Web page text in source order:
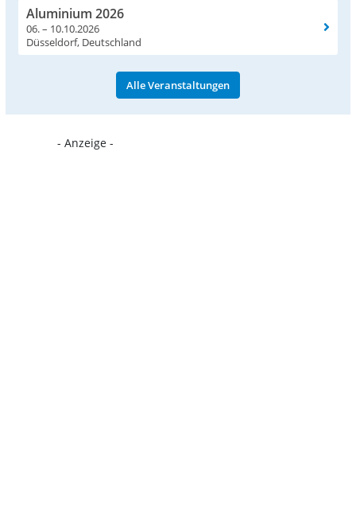
Aluminium 2026
06. – 10.10.2026
Düsseldorf, Deutschland
Alle Veranstaltungen
- Anzeige -